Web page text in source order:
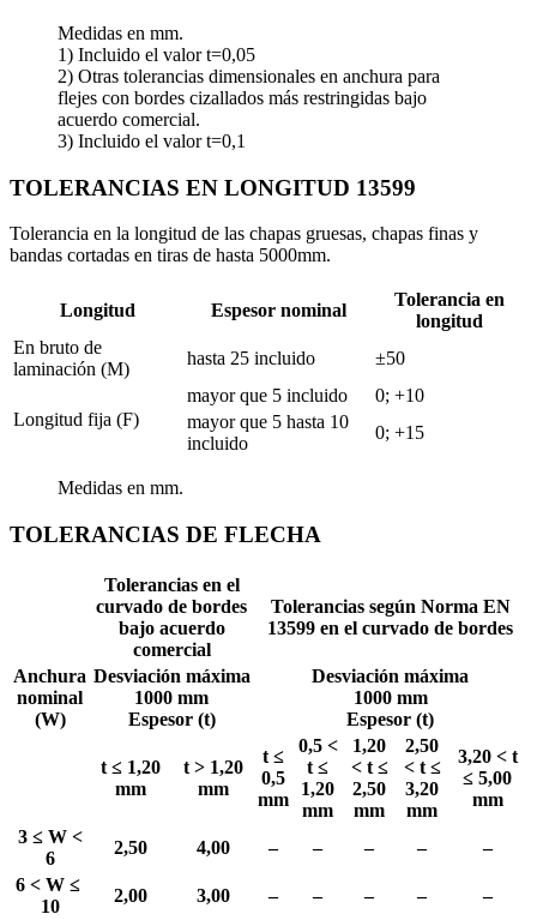
Medidas en mm.
1) Incluido el valor t=0,05
2) Otras tolerancias dimensionales en anchura para
flejes con bordes cizallados más restringidas bajo
acuerdo comercial.
3) Incluido el valor t=0,1
TOLERANCIAS EN LONGITUD 13599
Tolerancia en la longitud de las chapas gruesas, chapas finas y
bandas cortadas en tiras de hasta 5000mm.
Longitud Espesor nominal
Tolerancia en
longitud
En bruto de
laminación (M)
hasta 25 incluido ±50
Longitud fija (F)
mayor que 5 incluido
0; +10
mayor que 5 hasta 10
incluido
0; +15
Medidas en mm.
TOLERANCIAS DE FLECHA
Anchura
nominal
(W)
Tolerancias en el
curvado de bordes
bajo acuerdo
comercial
Tolerancias según Norma EN
13599 en el curvado de bordes
Desviación máxima
1000 mm
Espesor (t)
Desviación máxima
1000 mm
Espesor (t)
t ≤ 1,20
mm
t > 1,20
mm
t ≤
0,5
mm
0,5 <
t ≤
1,20
mm
1,20
< t ≤
2,50
mm
2,50
< t ≤
3,20
mm
3,20 < t
≤ 5,00
mm
3 ≤ W <
6
2,50 4,00 – – – –
–
6 < W ≤
10
2,00 3,00 – – – –
–